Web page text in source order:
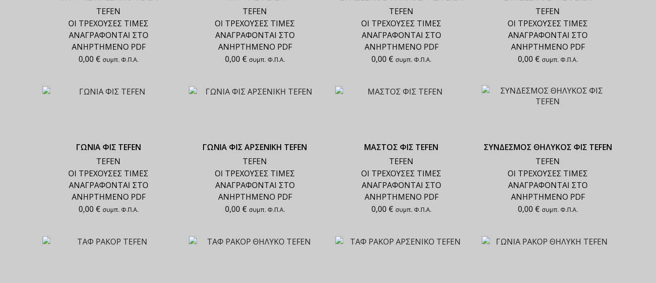
TEFEN
ΟΙ ΤΡΕΧΟΥΣΕΣ ΤΙΜΕΣ
ΑΝΑΓΡΑΦΟΝΤΑΙ ΣΤΟ
ΑΝΗΡΤΗΜΕΝΟ PDF
0,00 € συμπ. Φ.Π.Α.
TEFEN
ΟΙ ΤΡΕΧΟΥΣΕΣ ΤΙΜΕΣ
ΑΝΑΓΡΑΦΟΝΤΑΙ ΣΤΟ
ΑΝΗΡΤΗΜΕΝΟ PDF
0,00 € συμπ. Φ.Π.Α.
TEFEN
ΟΙ ΤΡΕΧΟΥΣΕΣ ΤΙΜΕΣ
ΑΝΑΓΡΑΦΟΝΤΑΙ ΣΤΟ
ΑΝΗΡΤΗΜΕΝΟ PDF
0,00 € συμπ. Φ.Π.Α.
TEFEN
ΟΙ ΤΡΕΧΟΥΣΕΣ ΤΙΜΕΣ
ΑΝΑΓΡΑΦΟΝΤΑΙ ΣΤΟ
ΑΝΗΡΤΗΜΕΝΟ PDF
0,00 € συμπ. Φ.Π.Α.
ΓΩΝΙΑ ΦΙΣ TEFEN
TEFEN
ΟΙ ΤΡΕΧΟΥΣΕΣ ΤΙΜΕΣ
ΑΝΑΓΡΑΦΟΝΤΑΙ ΣΤΟ
ΑΝΗΡΤΗΜΕΝΟ PDF
0,00 € συμπ. Φ.Π.Α.
ΓΩΝΙΑ ΦΙΣ ΑΡΣΕΝΙΚΗ TEFEN
TEFEN
ΟΙ ΤΡΕΧΟΥΣΕΣ ΤΙΜΕΣ
ΑΝΑΓΡΑΦΟΝΤΑΙ ΣΤΟ
ΑΝΗΡΤΗΜΕΝΟ PDF
0,00 € συμπ. Φ.Π.Α.
ΜΑΣΤΟΣ ΦΙΣ TEFEN
TEFEN
ΟΙ ΤΡΕΧΟΥΣΕΣ ΤΙΜΕΣ
ΑΝΑΓΡΑΦΟΝΤΑΙ ΣΤΟ
ΑΝΗΡΤΗΜΕΝΟ PDF
0,00 € συμπ. Φ.Π.Α.
ΣΥΝΔΕΣΜΟΣ ΘΗΛΥΚΟΣ ΦΙΣ TEFEN
TEFEN
ΟΙ ΤΡΕΧΟΥΣΕΣ ΤΙΜΕΣ
ΑΝΑΓΡΑΦΟΝΤΑΙ ΣΤΟ
ΑΝΗΡΤΗΜΕΝΟ PDF
0,00 € συμπ. Φ.Π.Α.